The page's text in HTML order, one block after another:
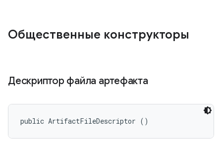
Общественные конструкторы
Дескриптор файла артефакта
public ArtifactFileDescriptor ()